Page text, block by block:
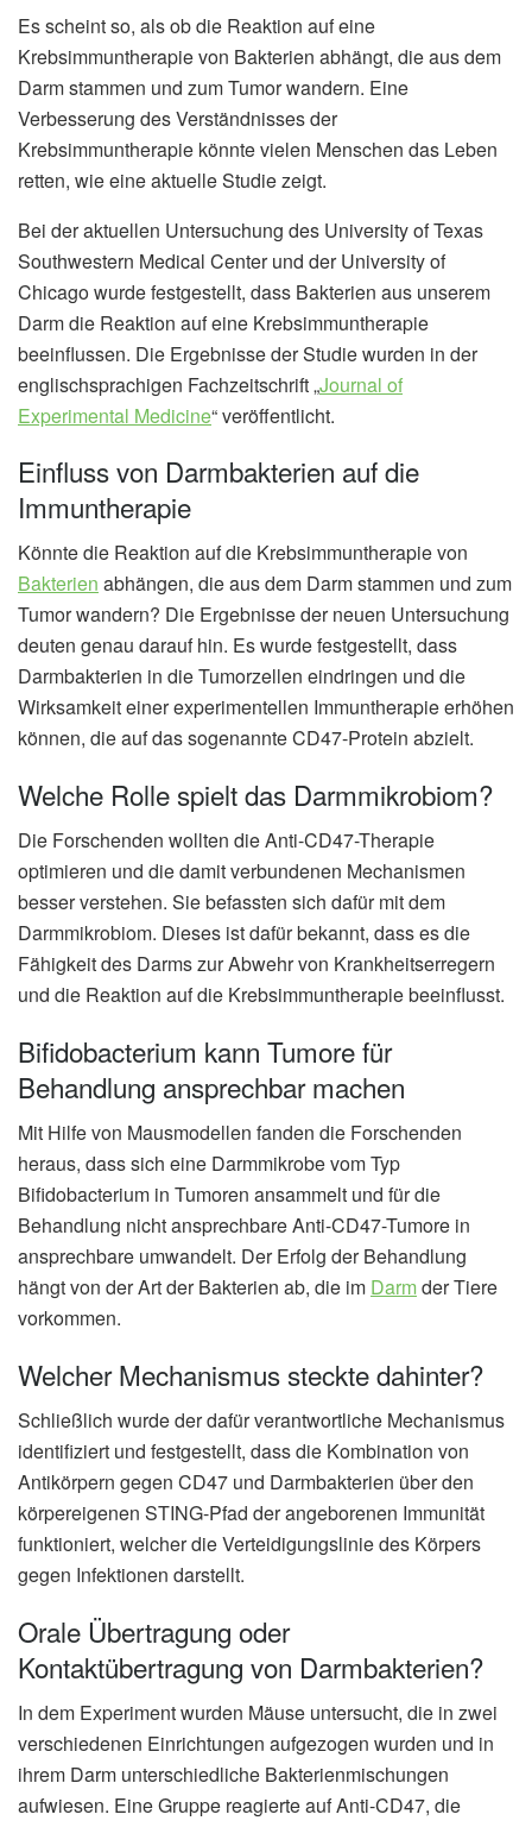
Es scheint so, als ob die Reaktion auf eine
Krebsimmuntherapie von Bakterien abhängt, die aus dem
Darm stammen und zum Tumor wandern. Eine
Verbesserung des Verständnisses der
Krebsimmuntherapie könnte vielen Menschen das Leben
retten, wie eine aktuelle Studie zeigt.
Bei der aktuellen Untersuchung des University of Texas
Southwestern Medical Center und der University of
Chicago wurde festgestellt, dass Bakterien aus unserem
Darm die Reaktion auf eine Krebsimmuntherapie
beeinflussen. Die Ergebnisse der Studie wurden in der
englischsprachigen Fachzeitschrift „Journal of
Experimental Medicine“ veröffentlicht.
Einfluss von Darmbakterien auf die
Immuntherapie
Könnte die Reaktion auf die Krebsimmuntherapie von
Bakterien abhängen, die aus dem Darm stammen und zum
Tumor wandern? Die Ergebnisse der neuen Untersuchung
deuten genau darauf hin. Es wurde festgestellt, dass
Darmbakterien in die Tumorzellen eindringen und die
Wirksamkeit einer experimentellen Immuntherapie erhöhen
können, die auf das sogenannte CD47-Protein abzielt.
Welche Rolle spielt das Darmmikrobiom?
Die Forschenden wollten die Anti-CD47-Therapie
optimieren und die damit verbundenen Mechanismen
besser verstehen. Sie befassten sich dafür mit dem
Darmmikrobiom. Dieses ist dafür bekannt, dass es die
Fähigkeit des Darms zur Abwehr von Krankheitserregern
und die Reaktion auf die Krebsimmuntherapie beeinflusst.
Bifidobacterium kann Tumore für
Behandlung ansprechbar machen
Mit Hilfe von Mausmodellen fanden die Forschenden
heraus, dass sich eine Darmmikrobe vom Typ
Bifidobacterium in Tumoren ansammelt und für die
Behandlung nicht ansprechbare Anti-CD47-Tumore in
ansprechbare umwandelt. Der Erfolg der Behandlung
hängt von der Art der Bakterien ab, die im Darmder Tiere
vorkommen.
Welcher Mechanismus steckte dahinter?
Schließlich wurde der dafür verantwortliche Mechanismus
identifiziert und festgestellt, dass die Kombination von
Antikörpern gegen CD47 und Darmbakterien über den
körpereigenen STING-Pfad der angeborenen Immunität
funktioniert, welcher die Verteidigungslinie des Körpers
gegen Infektionen darstellt.
Orale Übertragung oder
Kontaktübertragung von Darmbakterien?
In dem Experiment wurden Mäuse untersucht, die in zwei
verschiedenen Einrichtungen aufgezogen wurden und in
ihrem Darm unterschiedliche Bakterienmischungen
aufwiesen. Eine Gruppe reagierte auf Anti-CD47, die